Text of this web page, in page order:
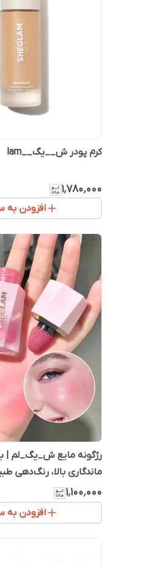
کرم پودر ش__یگ__lam
۱٬۷۸۰٬۰۰۰
افزودن به
رژگونه مایع ش_یگ_لم |
ماندگاری بالا، رنگ‌دهی
۱٬۱۰۰٬۰۰۰
افزودن به